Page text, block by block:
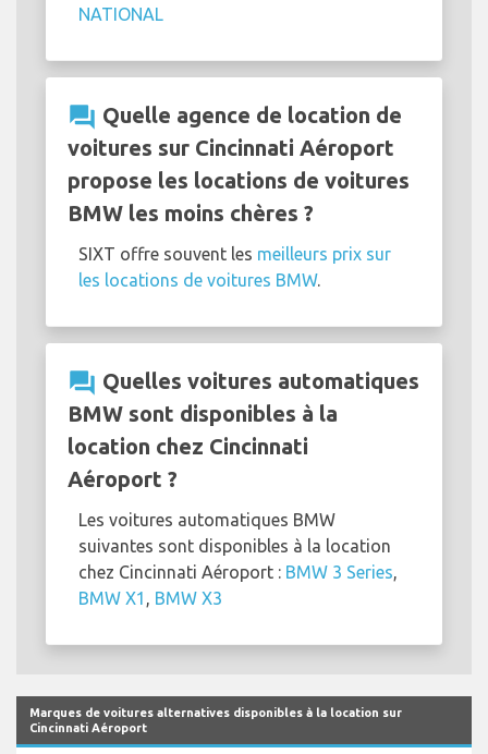
NATIONAL
question_answer Quelle agence de location de
voitures sur Cincinnati Aéroport
propose les locations de voitures
BMW les moins chères ?
SIXT offre souvent les meilleurs prix sur
les locations de voitures BMW.
question_answer Quelles voitures automatiques
BMW sont disponibles à la
location chez Cincinnati
Aéroport ?
Les voitures automatiques BMW
suivantes sont disponibles à la location
chez Cincinnati Aéroport : BMW 3 Series,
BMW X1 , BMW X3
Marques de voitures alternatives disponibles à la location sur
Cincinnati Aéroport